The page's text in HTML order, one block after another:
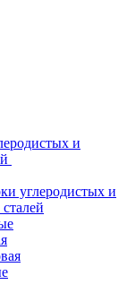
и
углеродистых и